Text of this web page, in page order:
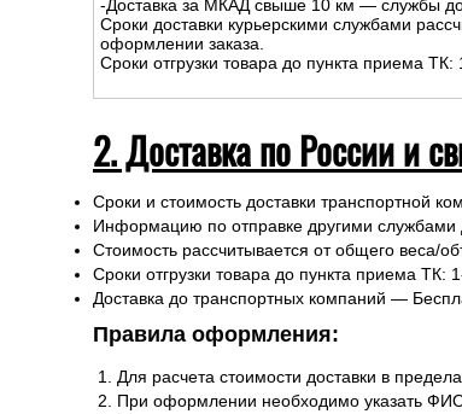
-Доставка за МКАД свыше 10 км — службы
Сроки доставки курьерскими службами
оформлении заказа.
Сроки отгрузки товара до пункта приема ТК:
2. Доставка по России и
Сроки и стоимость доставки транспортной
Информацию по отправке другими службами
Стоимость рассчитывается от общего веса/
Сроки отгрузки товара до пункта приема ТК:
Доставка до транспортных компаний —
Правила оформления:
Для расчета стоимости доставки в
При оформлении необходимо указать